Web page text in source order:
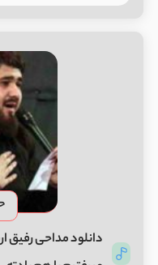
دانلود مداحی رفیق